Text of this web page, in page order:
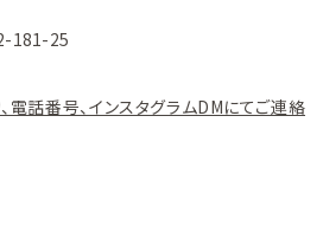
181-25
電話番号、インスタグラムDMにてご連絡